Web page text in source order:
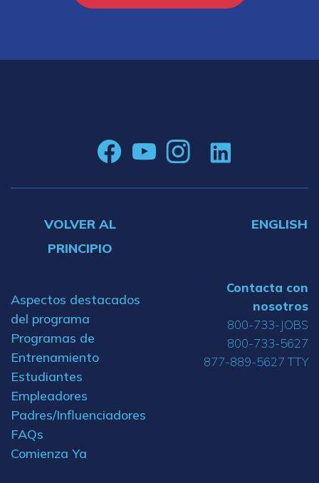
VOLVER AL
PRINCIPIO
ENGLISH
Aspectos destacados
del programa
Programas de
Entrenamiento
Estudiantes
Empleadores
Padres/Influenciadores
FAQs
Comienza Ya
Contacta con
nosotros
800-733-JOBS
800-733-5627
877-889-5627 TTY